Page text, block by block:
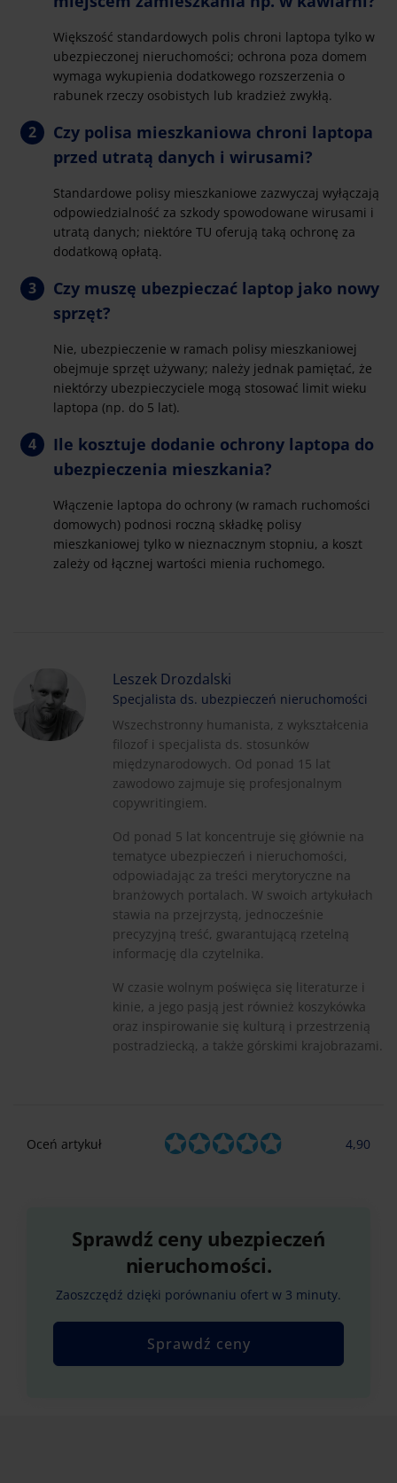
Większość standardowych polis chroni laptopa tylko w
ubezpieczonej nieruchomości; ochrona poza domem
wymaga wykupienia dodatkowego rozszerzenia o
rabunek rzeczy osobistych lub kradzież zwykłą.
Czy polisa mieszkaniowa chroni laptopa
przed utratą danych i wirusami?
Standardowe polisy mieszkaniowe zazwyczaj wyłączają
odpowiedzialność za szkody spowodowane wirusami i
utratą danych; niektóre TU oferują taką ochronę za
dodatkową opłatą.
Czy muszę ubezpieczać laptop jako nowy
sprzęt?
Nie, ubezpieczenie w ramach polisy mieszkaniowej
obejmuje sprzęt używany; należy jednak pamiętać, że
niektórzy ubezpieczyciele mogą stosować limit wieku
laptopa (np. do 5 lat).
Ile kosztuje dodanie ochrony laptopa do
ubezpieczenia mieszkania?
Włączenie laptopa do ochrony (w ramach ruchomości
domowych) podnosi roczną składkę polisy
mieszkaniowej tylko w nieznacznym stopniu, a koszt
zależy od łącznej wartości mienia ruchomego.
Leszek Drozdalski
Specjalista ds. ubezpieczeń nieruchomości
Wszechstronny humanista, z wykształcenia
filozof i specjalista ds. stosunków
międzynarodowych. Od ponad 15 lat
zawodowo zajmuje się profesjonalnym
copywritingiem.
Od ponad 5 lat koncentruje się głównie na
tematyce ubezpieczeń i nieruchomości,
odpowiadając za treści merytoryczne na
branżowych portalach. W swoich artykułach
stawia na przejrzystą, jednocześnie
precyzyjną treść, gwarantującą rzetelną
informację dla czytelnika.
W czasie wolnym poświęca się literaturze i
kinie, a jego pasją jest również koszykówka
oraz inspirowanie się kulturą i przestrzenią
postradziecką, a także górskimi krajobrazami.
Oceń artykuł 4,90
Sprawdź ceny ubezpieczeń
nieruchomości.
Zaoszczędź dzięki porównaniu ofert w 3 minuty.
Sprawdź ceny